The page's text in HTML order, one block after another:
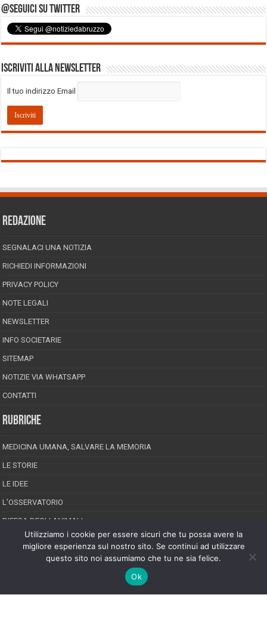
@Seguici su Twitter
Iscriviti alla Newsletter
Il tuo indirizzo Email
REDAZIONE
SEGNALACI UNA NOTIZIA
RICHIEDI INFORMAZIONI
PRIVACY POLICY
NOTE LEGALI
NEWSLETTER
INFO SOCIETARIE
SITEMAP
NOTIZIE VIA WHATSAPP
CONTATTI
RUBRICHE
MEDICINA UMANA, SALVARE LA MEMORIA
LE STORIE
LE IDEE
L’OSSERVATORIO
DIFESA DEGLI ANIMALI
INCREDIBILE MA VERO
GS.net | Designed by
Utilizziamo i cookie per essere sicuri che tu possa avere la
migliore esperienza sul nostro sito. Se continui ad utilizzare
questo sito noi assumiamo che tu ne sia felice.
Ok